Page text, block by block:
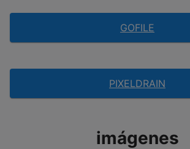
GOFILE
PIXELDRAIN
imágenes